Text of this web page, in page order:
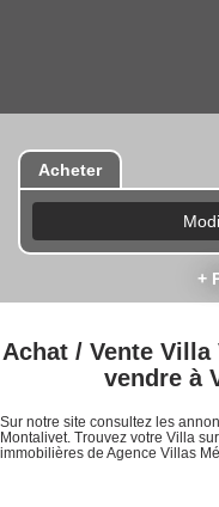
Acheter
+
Achat / Vente
vendre à
Sur notre site consultez les
Montalivet. Trouvez votre Villa
immobilières de Agence Villas